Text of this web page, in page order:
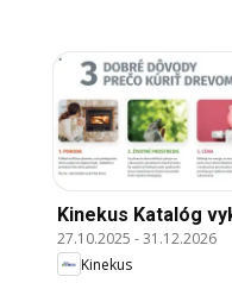
Kinekus Katalóg
27.10.2025 -31.12.2026
Kinekus